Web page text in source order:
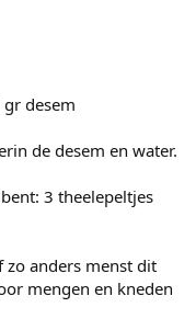
desem
de desem en water.
3 theelepeltjes
zo anders menst dit
mengen en kneden